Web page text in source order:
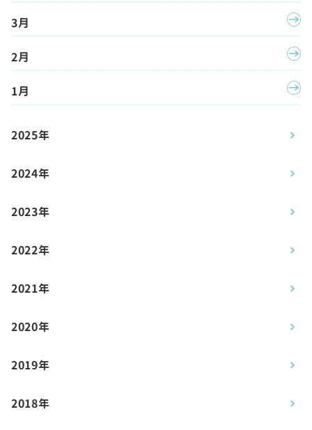
3月
2月
1月
2025年
2024年
2023年
2022年
2021年
2020年
2019年
2018年